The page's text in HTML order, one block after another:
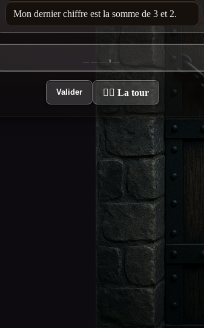
Mon dernier chiffre est la somme de 3 et 2.
Valider 🧙‍♀️ La tour